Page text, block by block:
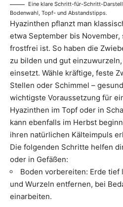
Eine klare Schritt-für-Schritt-
Bodenwahl, Topf- und Abstandstipps.
Hyazinthen pflanzt man
etwa September bis
frostfrei ist. So haben die
zu bilden und gut
einsetzt. Wähle kräftige, feste
Stellen oder Schimmel –
wichtigste Voraussetzung für
Hyazinthen im Topf oder in
kann ebenfalls im Herbst
ihren natürlichen Kälteimpuls
Die folgenden Schritte helfen
oder in Gefäßen:
Boden vorbereiten: Erde tief
und Wurzeln entfernen, bei
einarbeiten.